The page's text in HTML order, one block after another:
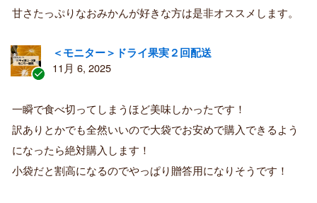
者
甘さたっぷりなおみかんが好きな方は是非オススメします。
証
済
み
購
者
＜モニター＞ドライ果実２回配送
11月 6, 2025
一瞬で食べ切ってしまうほど美味しかったです！
訳ありとかでも全然いいので大袋でお安めで購入できるよう
になったら絶対購入します！
小袋だと割高になるのでやっぱり贈答用になりそうです！